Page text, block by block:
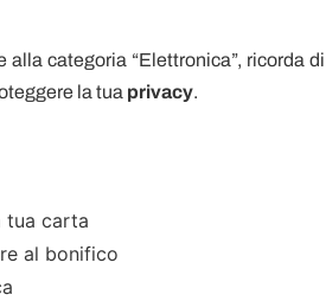
categoria “Elettronica”, ricorda di
la tua privacy.
tua carta
al bonifico